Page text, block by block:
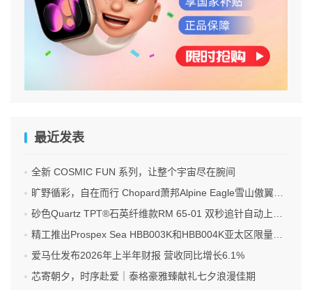
最近发表
全新 COSMIC FUN 系列，让整个宇宙尽在腕间
旷野循彩，自在而行 Chopard萧邦Alpine Eagle雪山傲翼系列时计臻选
砂色Quartz TPT®石英纤维款RM 65-01 双秒追针自动上链计时码表
精工推出Prospex Sea HBB003K和HBB004K亚太区限量版腕表
爱马仕发布2026年上半年财报 营收同比增长6.1%
芯寄朝夕，时序赴爱｜泰格豪雅臻献礼七夕浪漫佳期